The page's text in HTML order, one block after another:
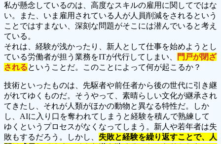
私が懸念しているのは、高度なスキルの雇用に関してではな
い。また、いま雇用されている人が人員削減をされるという
ことではすまない、深刻な問題がそこには潜んでいると考え
ている。
それは、経験が浅かったり、新人として仕事を始めようとし
ている労働者が担う業務をITが代行してしまい、
門戸が閉ざ
されるということだ。このことによって何が起こるか？
技術といったものは、先駆者や前任者から後の世代に引き継
がれてゆくものだ。そうやって、素晴らしい文化が継承され
てきたし、それが人類がほかの動物と異なる特性だ。しか
し、AIに入り口を奪われてしまうと経験を積んで熟練して
ゆくというプロセスがなくなってしまう。新人や若年者は失
敗もするだろう。しかし、 失敗と経験を繰り返すことで、人